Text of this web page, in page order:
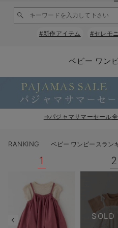
新生児服全て
ベビー服全て
ロンパース・カバーオール
ベビー ブルマ
ベビー スカート
ベビー アウター
スタイ・よだれかけ（新生児・ベビー）
ベビー帽子（新生児・乳児）
シーズンアイテム全て
ベビー・新生児 寝具全て
ベビーベッド・布団 （ベビー・新生児
ベビー 雑貨全て
ベビー 雑貨 小物
ベビー安全グッズ
メモリアルグッズ
赤ちゃん 洗剤・洗濯用品・お掃除
お出かけグッズ全て
ベビー｜季節の特集全て
猛暑からベビーを守るひんやりグッズ
ベビーの動物なりきり特集
ベビー 夏のお役立ちグッズ特集
袴ロンパース特集
アウトレット全て
【アウトレット】ワンピース
【アウトレット】パジャマ
【アウトレット】インナー
特集全て
抗菌防臭加工
コットン素材
Tシャツブラ
親子セット
快適機能ウェア特集 トップス
再入荷全て
再入荷｜インナー#新作アイテム #セレモ
ベビー ワン
→パジャマサマーセール
RANKING ベビー ワンピースラン
1 2
SOLD
閉